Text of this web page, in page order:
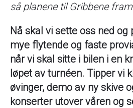
så planene til Gribbene
Nå skal vi sette oss ned og
mye flytende og faste
når vi skal sitte i bilen i en
løpet av turnéen. Tipper vi
øvinger, demo av ny skive
konserter utover våren og